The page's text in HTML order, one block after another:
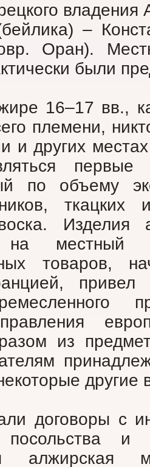
–
Оран).
были
16–17 вв.,
племени,
и других
первые
по объему
ткацких
Изделия
на
товаров,
привел
из
договоры с
и
алжирская